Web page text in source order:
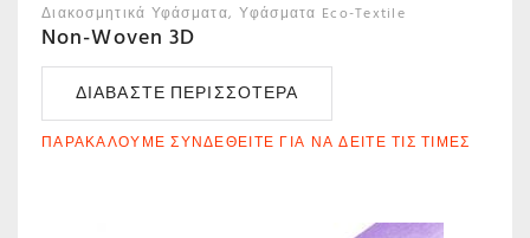
Διακοσμητικά Υφάσματα Υφάσματα Eco-Textile
Non-Woven 3D
ΔΙΑΒΆΣΤΕ ΠΕΡΙΣΣΌΤΕΡΑ
ΠΑΡΑΚΑΛΟΎΜΕ ΣΥΝΔΕΘΕΊΤΕ ΓΙΑ ΝΑ ΔΕΊΤΕ ΤΙΣ ΤΙΜΈΣ